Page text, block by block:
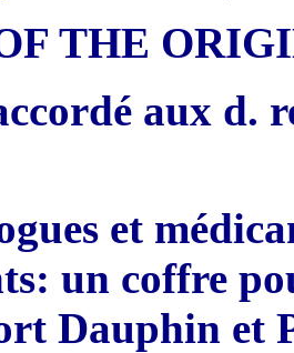
THE
aux d.
et
un coffre
Dauphin et